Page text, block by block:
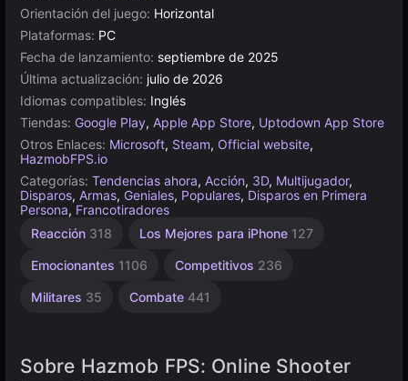
Orientación del juego: Horizontal
Plataformas: PC
Fecha de lanzamiento: septiembre de 2025
Última actualización: julio de 2026
Idiomas compatibles: Inglés
Tiendas: Google Play, Apple App Store, Uptodown App Store
Otros Enlaces: Microsoft, Steam, Official website,
HazmobFPS.io
Categorías: Tendencias ahora, Acción, 3D, Multijugador,
Disparos, Armas, Geniales, Populares, Disparos en Primera
Persona, Francotiradores
Reacción 318 Los Mejores para iPhone 127
Emocionantes 1106 Competitivos 236
Militares 35 Combate 441
Agilidad
Equipos
Android
Disparos de
20
Acción
lucha
Sobre Hazmob FPS: Online Shooter